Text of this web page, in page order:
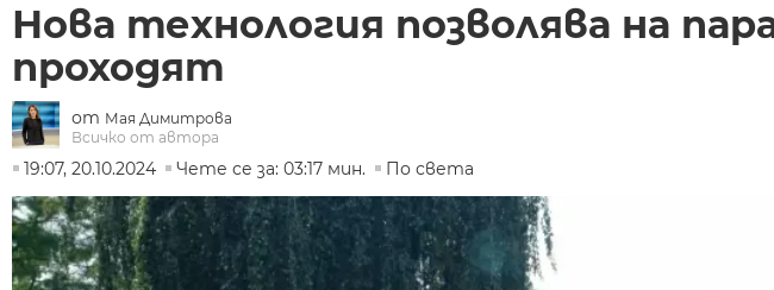
Нова технология позволява на
проходят
от Мая Димитрова
Всичко от автора
19:07, 20.10.2024
Чете се за: 03:17 мин. По света